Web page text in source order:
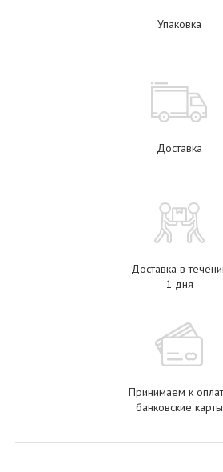
Упаковка
Доставка
Доставка в
1 дня
Принимаем к
банковские карты